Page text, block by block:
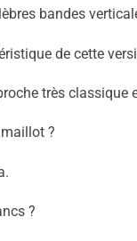
bandes
de cette
très classique
?
?